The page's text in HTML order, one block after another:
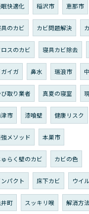
快適化 稲沢市 恵那市
のカビ カビ問題解決
ロスのカビ 寝具カビ除去
ガイガ 鼻水 瑞浪市
び取り業者 真夏の寝室
市 漆喰壁 健康リスク
メソッド 本巣市
ゅらく壁のカビ カビの色
パクト 床下カビ ウイ
井町 スッキリ喉 解消方